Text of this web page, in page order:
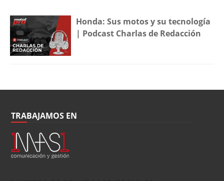
Honda: Sus motos y su tecnología
| Podcast Charlas de Redacción
TRABAJAMOS EN